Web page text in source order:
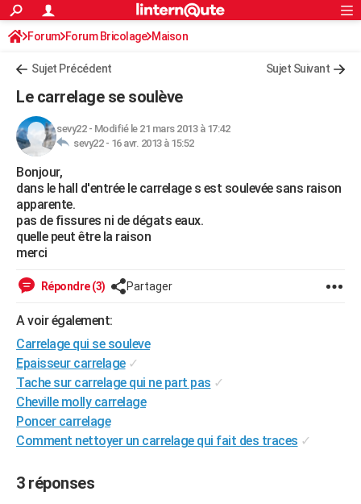
ACTUALITÉS
Politique
Société
Faits Divers
Education
Monde
Villes
+
FINANCE
Retraite
Impôts
Epargne
Immobilier
Risques naturels par ville
Banque
Assurance
Crédit
AUTO
Essais
Réserver un essai
Citadines
Berlines
SUV
Forum auto
+HIGH-TECH
Mobiles
Meilleur smartphone
Internet
Ordinateurs
Jeux vidéo
Guide high-tech
+BRICOLAGE
Forum
Aménagement intérieur
Extérieur
Cuisine
Salle de bains
Jardinage
Rangement
WEEK-END
Guides de France
Escapades
Patrimoine
Expositions
Musées
Week-end nature
LIFESTYLE
SANTE
Alimentation
Guide de la santé
Maladies
Médicaments
Sommeil
VOYAGE
Destinations
City break
Voyage nature
Voyage de noces
Forum
Climat
+PHOTO
GUIDES D'ACHAT
BONS PLANS
CARTE DE VOEUX
S'inscrire
Connexion
Forum Forum Bricolage Maison
Sujet Précédent Sujet Suivant
Le carrelage se soulève
sevy22- Modifié le 21 mars 2013 à 17:42
sevy22 - 16 avr. 2013 à 15:52
Bonjour,
dans le hall d'entrée le carrelage s est soulevée sans raison
apparente.
pas de fissures ni de dégats eaux.
quelle peut être la raison
merci
Répondre (3) Partager
A voir également:
Carrelage qui se souleve
Epaisseur carrelage ✓
Tache sur carrelage qui ne part pas ✓
Cheville molly carrelage
Poncer carrelage
Comment nettoyer un carrelage qui fait des traces ✓
3 réponses